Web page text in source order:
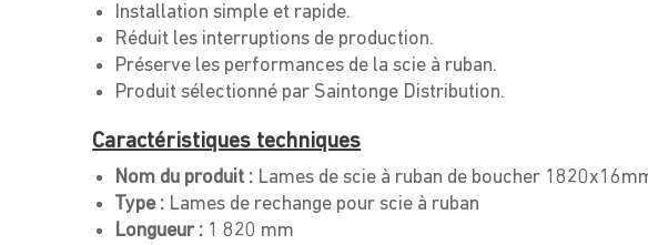
Installation simple et rapide.
Réduit les interruptions de production.
Préserve les performances de la scie à ruban.
Produit sélectionné par Saintonge Distribution.
Caractéristiques techniques
Nom du produit : Lames de scie à ruban de boucher
Type : Lames de rechange pour scie à ruban
Longueur : 1 820 mm